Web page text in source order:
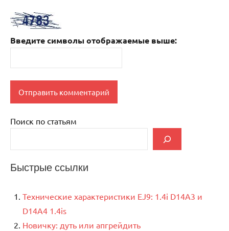
Введите символы отображаемые выше:
Поиск по статьям
Быстрые ссылки
Технические характеристики EJ9: 1.4i D14A3 и
D14A4 1.4is
Новичку: дуть или апгрейдить